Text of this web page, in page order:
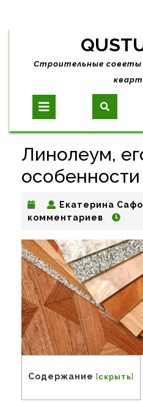
Skip
contentСтроительные советы
Open
Button
Линолеум,
Екатерина
комментариев
Содержание [скрыть]